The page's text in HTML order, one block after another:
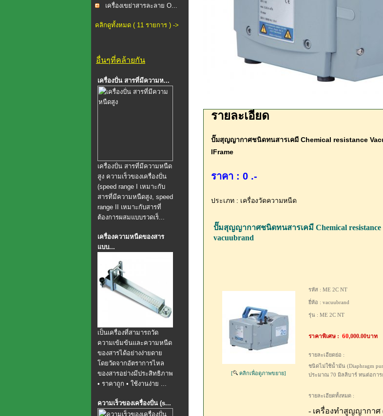
เครื่องเขย่าสารละลาย O...
คลิกดูทั้งหมด ( 11 รายการ ) ->
อื่นๆที่คล้ายกัน
เครื่องปั่น สารที่มีความห...
เครื่องปั่น สารที่มีความหนืด
สูง ความเร็วของเครื่องปั่น
(speed range I เหมาะกับ
สารที่มีความหนืดสูง, speed
range II เหมาะกับสารที่
ต้องการผสมแบบรวดเร็...
เครื่องความหนืดของสาร
แบบ...
เป็นเครื่องที่สามารถวัด
ความเข้มข้นและความหนืด
ของสารได้อย่างง่ายดาย
โดยวัดจากอัตราการไหล
ของสารอย่างมีประสิทธิภาพ
• ราคาถูก • ใช้งานง่าย ...
ความเร็วของเครื่องปั่น (s...
รายละเอียด
ปั๊มสุญญากาศชนิดทนสารเคมี Chemical resistance
IFrame
ราคา : 0 .-
ประเภท : เครื่องวัดความหนืด
ปั๊มสุญญากาศชนิดทนสารเคมี Chemical resistance
vacuubrand
[ คลิกเพื่อดูภาพขยาย]
รหัส : ME 2C NT
ยี่ห้อ : vacuubrand
รุ่น : ME 2C NT
ราคาพิเศษ : 60,000.00บาท
รายละเอียดย่อ :
ชนิดไม่ใช้น้ำมัน (Diaphragm
ประมาณ 70 มิลลิบาร์ ทนต่อการ
รายละเอียดทั้งหมด :
- เครื่องทำสูญญากาศ